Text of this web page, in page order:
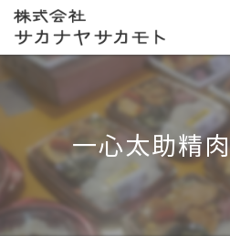
一心太助精